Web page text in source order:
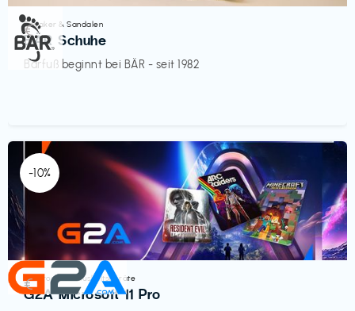
Sneaker & Sandalen
BÄR Schuhe
Barfuß beginnt bei BÄR - seit 1982
€‎
-10%
Elektronik & Haushaltsgeräte
G2A Microsoft 11 Pro
€‎